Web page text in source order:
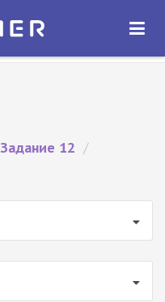
ОТКРЫТЬ
Задание 12 /